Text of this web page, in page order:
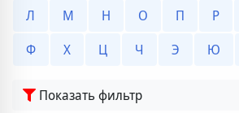
Л
М Н О П Р
Ф
Х Ц Ч Э Ю
Показать фильтр